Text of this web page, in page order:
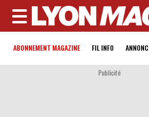
MENU
ABONNEMENT MAGAZINE FIL INFO
Publicité